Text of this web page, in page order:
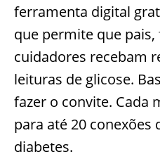
ferramenta digital
que permite que
cuidadores recebam
leituras de glicose.
fazer o convite. Cada
para até 20 conexões
diabetes.